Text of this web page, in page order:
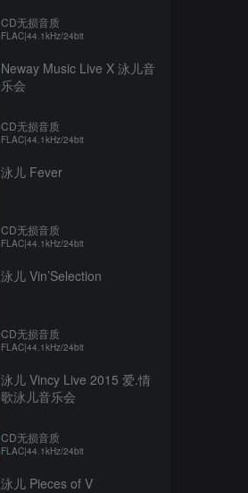
CD无损音质
FLAC|44.1kHz/24bit
Neway Music Live X 泳儿音
乐会
CD无损音质
FLAC|44.1kHz/24bit
泳儿 Fever
CD无损音质
FLAC|44.1kHz/24bit
泳儿 Vin’Selection
CD无损音质
FLAC|44.1kHz/24bit
泳儿 Vincy Live 2015 爱.情
歌泳儿音乐会
CD无损音质
FLAC|44.1kHz/24bit
泳儿 Pieces of V